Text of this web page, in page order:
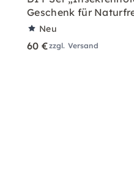
Geschenk für
Neu
60 €zzgl. Versand